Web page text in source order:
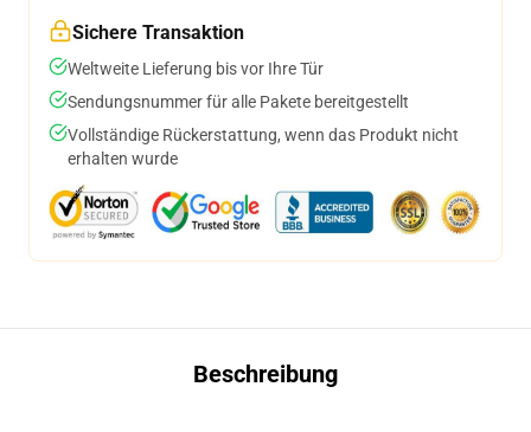
Sichere Transaktion
Weltweite Lieferung bis vor Ihre Tür
Sendungsnummer für alle Pakete bereitgestellt
Vollständige Rückerstattung, wenn das Produkt nicht
erhalten wurde
Beschreibung